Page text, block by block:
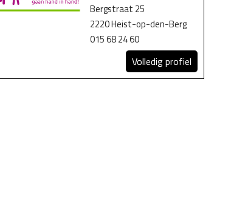
Bergstraat 25
2220 Heist-op-den-Berg
015 68 24 60
Volledig profiel